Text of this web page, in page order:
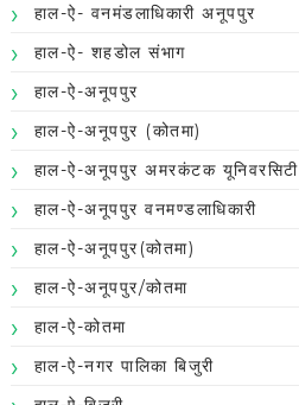
हाल-ऐ- वनमंडलाधिकारी अनूपपुर
हाल-ऐ- शहडोल संभाग
हाल-ऐ-अनूपपुर
हाल-ऐ-अनूपपुर (कोतमा)
हाल-ऐ-अनूपपुर अमरकंटक यूनिवरसिटी
हाल-ऐ-अनूपपुर वनमण्डलाधिकारी
हाल-ऐ-अनूपपुर(कोतमा)
हाल-ऐ-अनूपपुर/कोतमा
हाल-ऐ-कोतमा
हाल-ऐ-नगर पालिका बिजुरी